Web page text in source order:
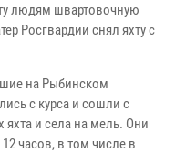
людям швартовочную
Росгвардии снял яхту с
на Рыбинском
с курса и сошли с
яхта и села на мель. Они
часов, в том числе в